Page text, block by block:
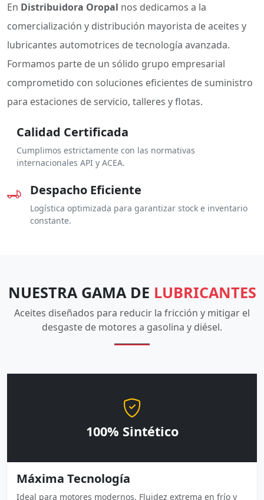
En Distribuidora Oropal nos dedicamos a la
comercialización y distribución mayorista de aceites y
lubricantes automotrices de tecnología avanzada.
Formamos parte de un sólido grupo empresarial
comprometido con soluciones eficientes de suministro
para estaciones de servicio, talleres y flotas.
Calidad Certificada
Cumplimos estrictamente con las normativas
internacionales API y ACEA.
Despacho Eficiente
Logística optimizada para garantizar stock e inventario
constante.
NUESTRA GAMA DE LUBRICANTES
Aceites diseñados para reducir la fricción y mitigar el
desgaste de motores a gasolina y diésel.
100% Sintético
Máxima Tecnología
Ideal para motores modernos. Fluidez extrema en frío y